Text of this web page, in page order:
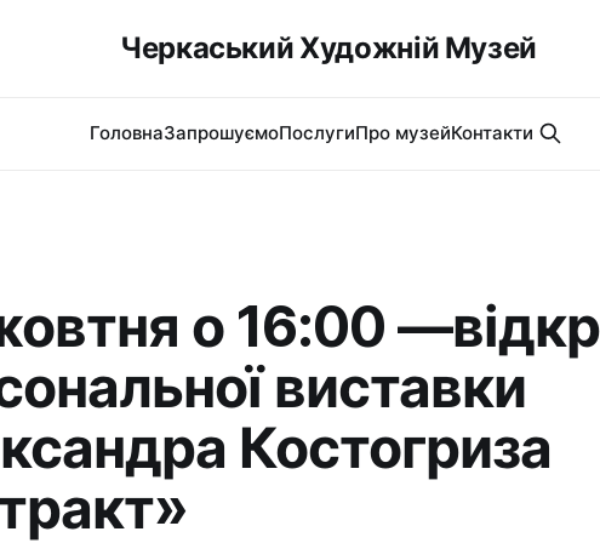
Черкаський Художній Музей
ГоловнаЗапрошуємоПослугиПро музейКонтакти
о 16:00
виставки
Костогриза